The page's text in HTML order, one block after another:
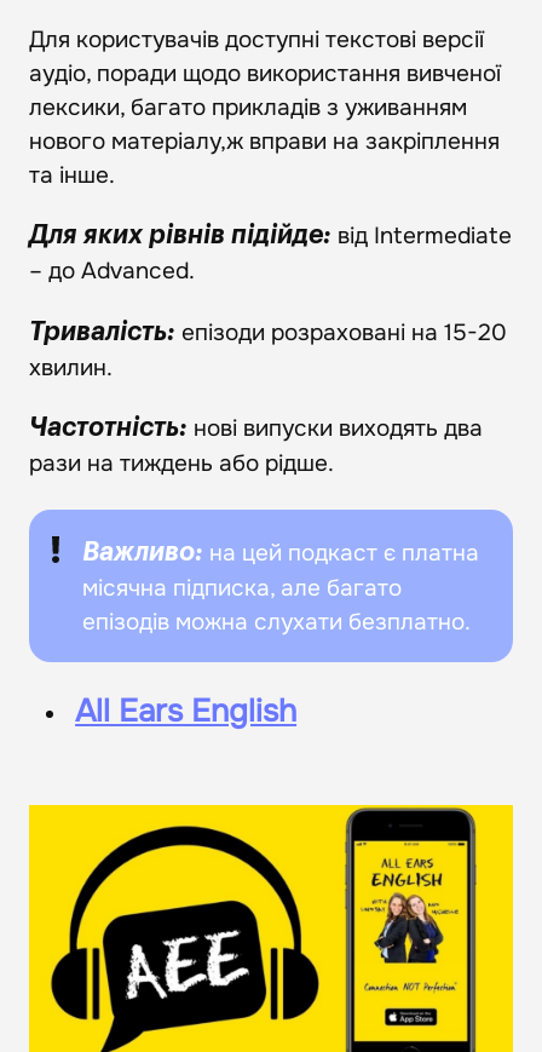
Для користувачів доступні текстові версії
аудіо, поради щодо використання вивченої
лексики, багато прикладів з уживанням
нового матеріалу,ж вправи на закріплення
та інше.
Для яких рівнів підійде: від Intermediate
– до Advanced.
Тривалість: епізоди розраховані на 15-20
хвилин.
Частотність: нові випуски виходять два
рази на тиждень або рідше.
Важливо: на цей подкаст є платна
місячна підписка, але багато
епізодів можна слухати безплатно.
All Ears English